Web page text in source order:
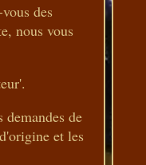
des
nous vous
de
et les